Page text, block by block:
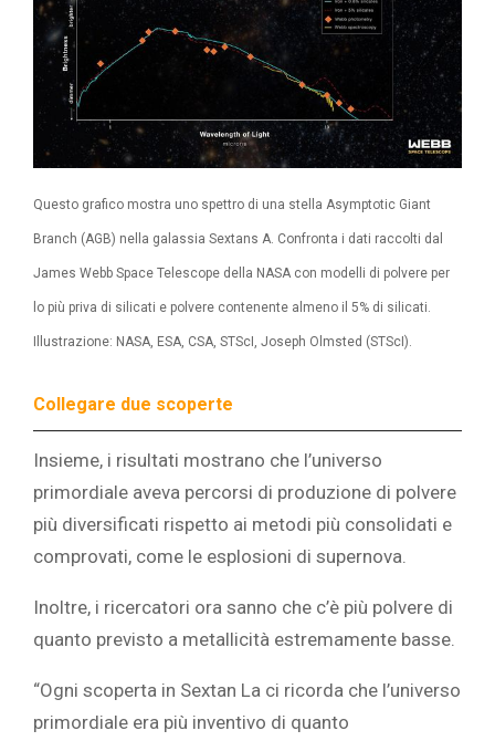
Questo grafico mostra uno spettro di una stella Asymptotic Giant
Branch (AGB) nella galassia Sextans A. Confronta i dati raccolti dal
James Webb Space Telescope della NASA con modelli di polvere per
lo più priva di silicati e polvere contenente almeno il 5% di silicati.
Illustrazione: NASA, ESA, CSA, STScI, Joseph Olmsted (STScI).
Collegare due scoperte
Insieme, i risultati mostrano che l’universo
primordiale aveva percorsi di produzione di polvere
più diversificati rispetto ai metodi più consolidati e
comprovati, come le esplosioni di supernova.
Inoltre, i ricercatori ora sanno che c’è più polvere di
quanto previsto a metallicità estremamente basse.
“Ogni scoperta in Sextan La ci ricorda che l’universo
primordiale era più inventivo di quanto